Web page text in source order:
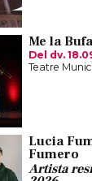
Me la Bufa
Del dv.
Teatre
Lucia
Fumero
Artista